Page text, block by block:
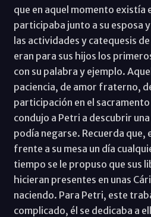
que en aquel momento existía
participaba junto a su esposa
las actividades y catequesis
eran para sus hijos los
con su palabra y ejemplo.
paciencia, de amor fraterno,
participación en el
condujo a Petri a descubrir
podía negarse. Recuerda que,
frente a su mesa un día
tiempo se le propuso que sus
hicieran presentes en unas
naciendo. Para Petri, este
complicado, él se dedicaba a